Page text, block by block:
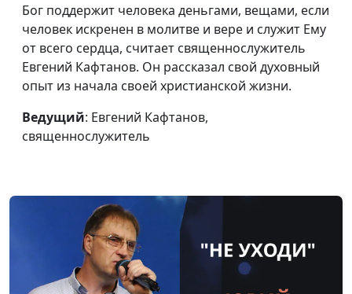
Бог подарил мне
деньги
Татьяна Быкова #95
В несчастье я
Татьяна Быкова
Как я сдала экзамен
мелочах
Про рождение сына и
Божью любовь
Павел Жуков,
священнослужитель
О прощении через
Бог поддержит человека деньгами, вещами, если
человек искренен в молитве и вере и служит Ему
от всего сердца, считает священнослужитель
Евгений Кафтанов. Он рассказал свой духовный
опыт из начала своей христианской жизни.
Ведущий: Евгений Кафтанов,
священнослужитель